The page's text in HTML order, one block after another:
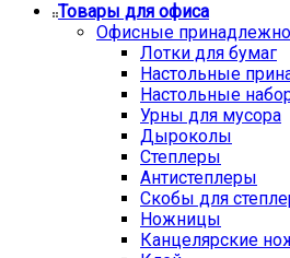
Товары для офиса
Офисные
Лотки для бумаг
Настольные
Настольные
Урны для мусора
Дыроколы
Степлеры
Антистеплеры
Скобы для
Ножницы
Канцелярские